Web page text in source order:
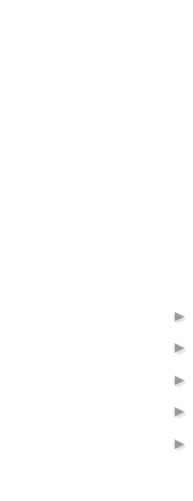
►
►
►
►
►